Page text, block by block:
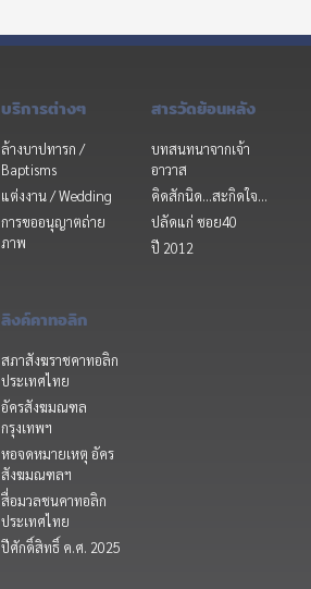
บริการต่างๆ
ล้างบาปทารก /
Baptisms
แต่งงาน / Wedding
การขออนุญาตถ่าย
ภาพ
สารวัดย้อนหลัง
บทสนทนาจากเจ้า
อาวาส
คิดสักนิด...สะกิดใจ...
ปลัดแก่ ซอย40
ปี 2012
ลิงค์คาทอลิก
สภาสังฆราชคาทอลิก
ประเทศไทย
อัครสังฆมณฑล
กรุงเทพฯ
หอจดหมายเหตุ อัคร
สังฆมณฑลฯ
สื่อมวลชนคาทอลิก
ประเทศไทย
ปีศักดิ์สิทธิ์ ค.ศ. 2025